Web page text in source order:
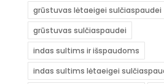
grūstuvas lėtaeigei sulčiaspaudei
grūstuvas sulčiaspaudei
indas sultims ir išspaudoms
indas sultims lėtaeigei